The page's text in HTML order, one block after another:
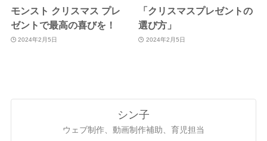
モンスト クリスマス プレ
ゼントで最高の喜びを！
2024年2月5日
「クリスマスプレゼントの
選び方」
2024年2月5日
シン子
ウェブ制作、動画制作補助、育児担当